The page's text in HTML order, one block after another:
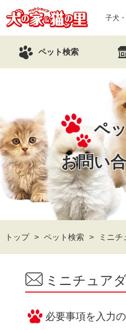
子犬
ペット検索
ペ
お問い
トップ ペット検索 ミニ
ミニチュア
必要事項を入力